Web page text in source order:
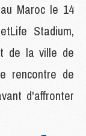
Maroc le 14
Stadium,
de la ville de
rencontre de
d'affronter